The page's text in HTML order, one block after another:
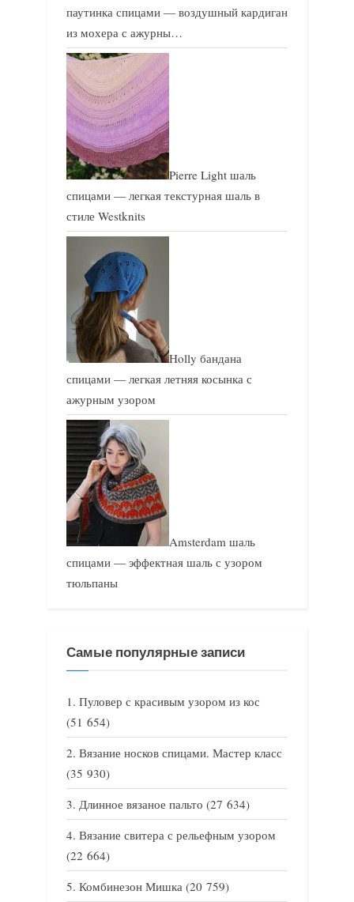
паутинка спицами — воздушный кардиган
из мохера с ажурны…
Pierre Light шаль
спицами — легкая текстурная шаль в
стиле Westknits
Holly бандана
спицами — легкая летняя косынка с
ажурным узором
Amsterdam шаль
спицами — эффектная шаль с узором
тюльпаны
Самые популярные записи
Пуловер с красивым узором из кос
(51 654)
Вязание носков спицами. Мастер класс
(35 930)
Длинное вязаное пальто (27 634)
Вязание свитера с рельефным узором
(22 664)
Комбинезон Мишка (20 759)